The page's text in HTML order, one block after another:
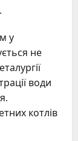
у
не
води
котлів